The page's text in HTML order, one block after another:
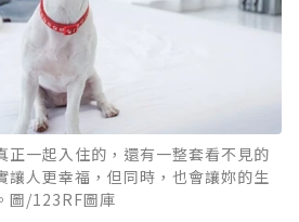
正一起入住的，還有一整套看不見的
讓人更幸福，但同時，也會讓妳的生
圖/123RF圖庫